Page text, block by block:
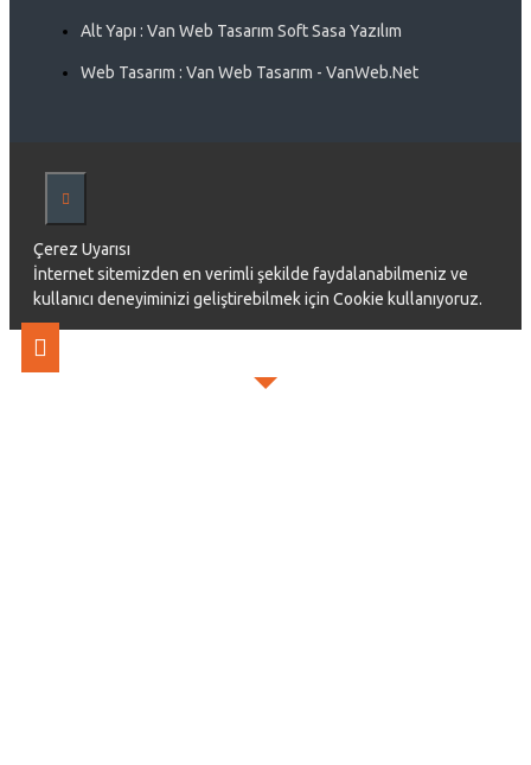
Alt Yapı : Van Web Tasarım Soft Sasa Yazılım
Web Tasarım : Van Web Tasarım - VanWeb.Net
Çerez Uyarısı
İnternet sitemizden en verimli şekilde faydalanabilmeniz ve
kullanıcı deneyiminizi geliştirebilmek için Cookie kullanıyoruz.